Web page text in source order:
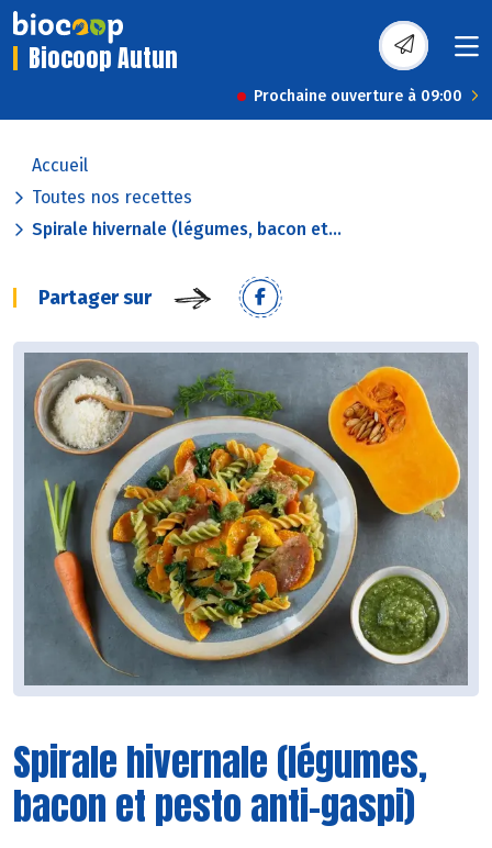
Biocoop Autun
Prochaine ouverture à 09:00
Accueil
Toutes nos recettes
Spirale hivernale (légumes, bacon et...
Partager sur
Spirale hivernale (légumes,
bacon et pesto anti-gaspi)